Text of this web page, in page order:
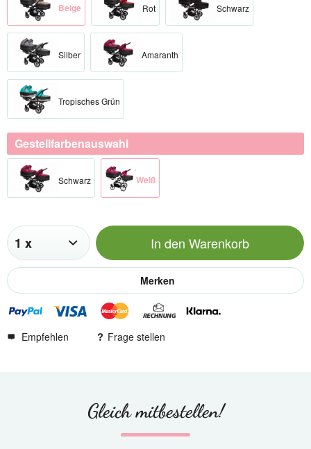
Beige Rot Schwarz
Silber Amaranth
Tropisches Grün
Gestellfarbenauswahl
Schwarz​ Weiß​
In den Warenkorb
Merken
Empfehlen Frage stellen
Gleich mitbestellen!